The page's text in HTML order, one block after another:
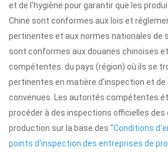
et de l'hygiène pour garantir que les
Chine sont conformes aux lois et
pertinentes et aux normes nationales de
sont conformes aux douanes chinoises
compétentes. du pays (région) où ils se
pertinentes en matière d'inspection et de
convenues. Les autorités compétentes
procéder à des inspections officielles des
production sur la base des "Conditions
points d'inspection des entreprises de